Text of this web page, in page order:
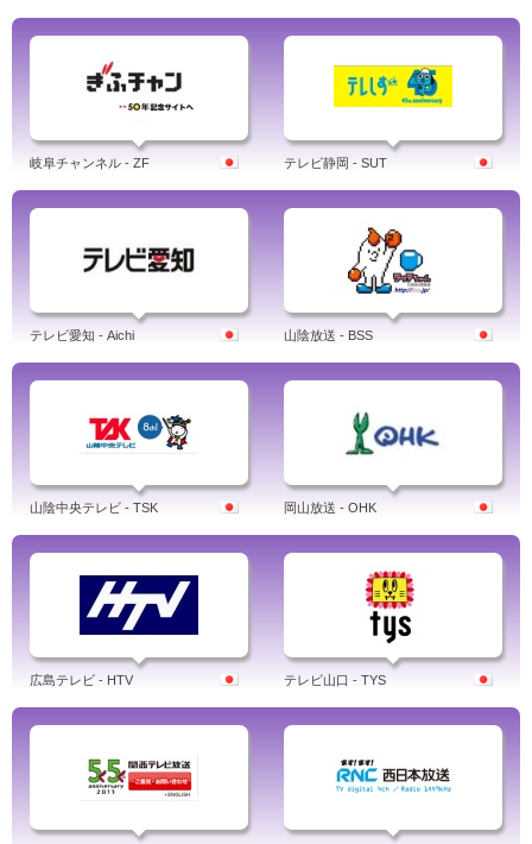
岐阜チャンネル - ZF テレビ静岡 - SUT
テレビ愛知 - Aichi 山陰放送 - BSS
山陰中央テレビ - TSK 岡山放送 - OHK
広島テレビ - HTV テレビ山口 - TYS